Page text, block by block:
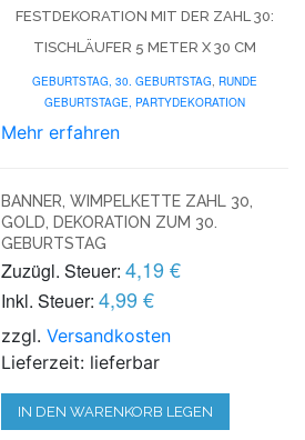
FESTDEKORATION MIT DER ZAHL 30:
TISCHLÄUFER 5 METER X 30 CM
GEBURTSTAG, 30. GEBURTSTAG, RUNDE
GEBURTSTAGE, PARTYDEKORATION
Mehr erfahren
BANNER, WIMPELKETTE ZAHL 30,
GOLD, DEKORATION ZUM 30.
GEBURTSTAG
Zuzügl. Steuer: 4,19 €
Inkl. Steuer: 4,99 €
zzgl.Versandkosten
Lieferzeit: lieferbar
IN DEN WARENKORB LEGEN